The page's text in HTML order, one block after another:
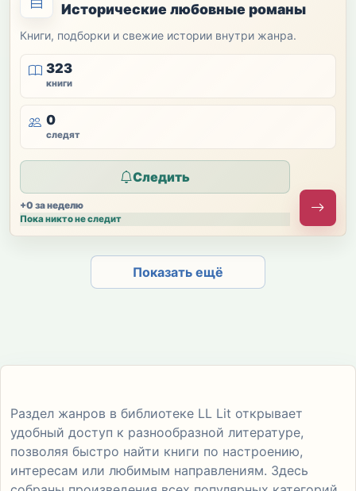
Исторические любовные романы
Книги, подборки и свежие истории внутри жанра.
323
книги
0
следят
Следить
+0 за неделю
Пока никто не следит
Показать ещё
Раздел жанров в библиотеке LL Lit открывает
удобный доступ к разнообразной литературе,
позволяя быстро найти книги по настроению,
интересам или любимым направлениям. Здесь